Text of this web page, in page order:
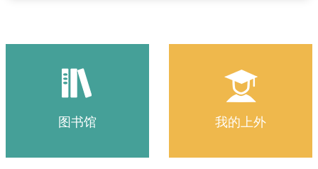
作。经学生自主申请，法语系研究生推荐
工作小组选拔，按照综合成绩高低确定11
名学生（白若丁 瞿翛琪 黄煜焜 钱宇涵 程
图书馆 我的上外